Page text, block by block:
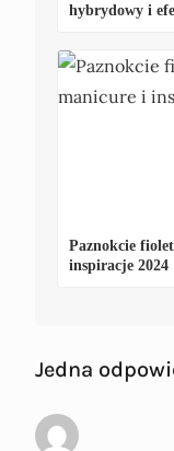
hybrydowy i
Paznokcie
inspiracje 2024
Jedna